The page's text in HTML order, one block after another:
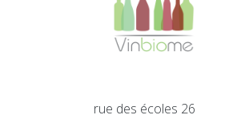
rue des écoles 26